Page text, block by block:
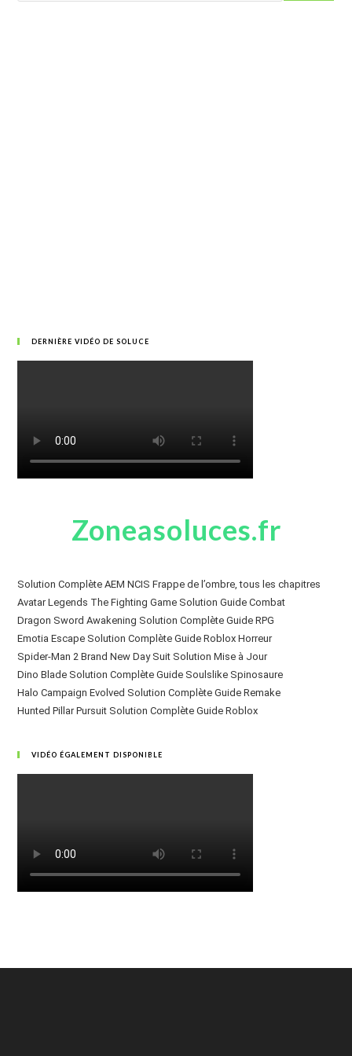
DERNIÈRE VIDÉO DE SOLUCE
Zoneasoluces.fr
Solution Complète AEM NCIS Frappe de l’ombre, tous les chapitres
Avatar Legends The Fighting Game Solution Guide Combat
Dragon Sword Awakening Solution Complète Guide RPG
Emotia Escape Solution Complète Guide Roblox Horreur
Spider-Man 2 Brand New Day Suit Solution Mise à Jour
Dino Blade Solution Complète Guide Soulslike Spinosaure
Halo Campaign Evolved Solution Complète Guide Remake
Hunted Pillar Pursuit Solution Complète Guide Roblox
VIDÉO ÉGALEMENT DISPONIBLE